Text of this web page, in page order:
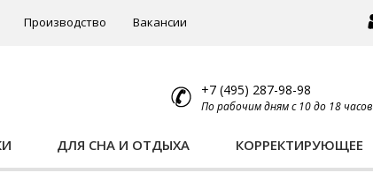
Производство Вакансии
+7 (495) 287-98-98
По рабочим дням с 10 до 18 часов
ДЛЯ СНА И ОТДЫХА КОРРЕКТИРУЮЩЕЕ